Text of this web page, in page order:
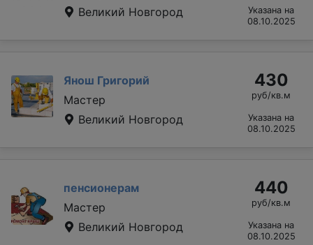
Великий Новгород
Указана на
08.10.2025
Янош Григорий
Мастер
Великий Новгород
430
руб/кв.м
Указана на
08.10.2025
пенсионерам
Мастер
Великий Новгород
440
руб/кв.м
Указана на
08.10.2025